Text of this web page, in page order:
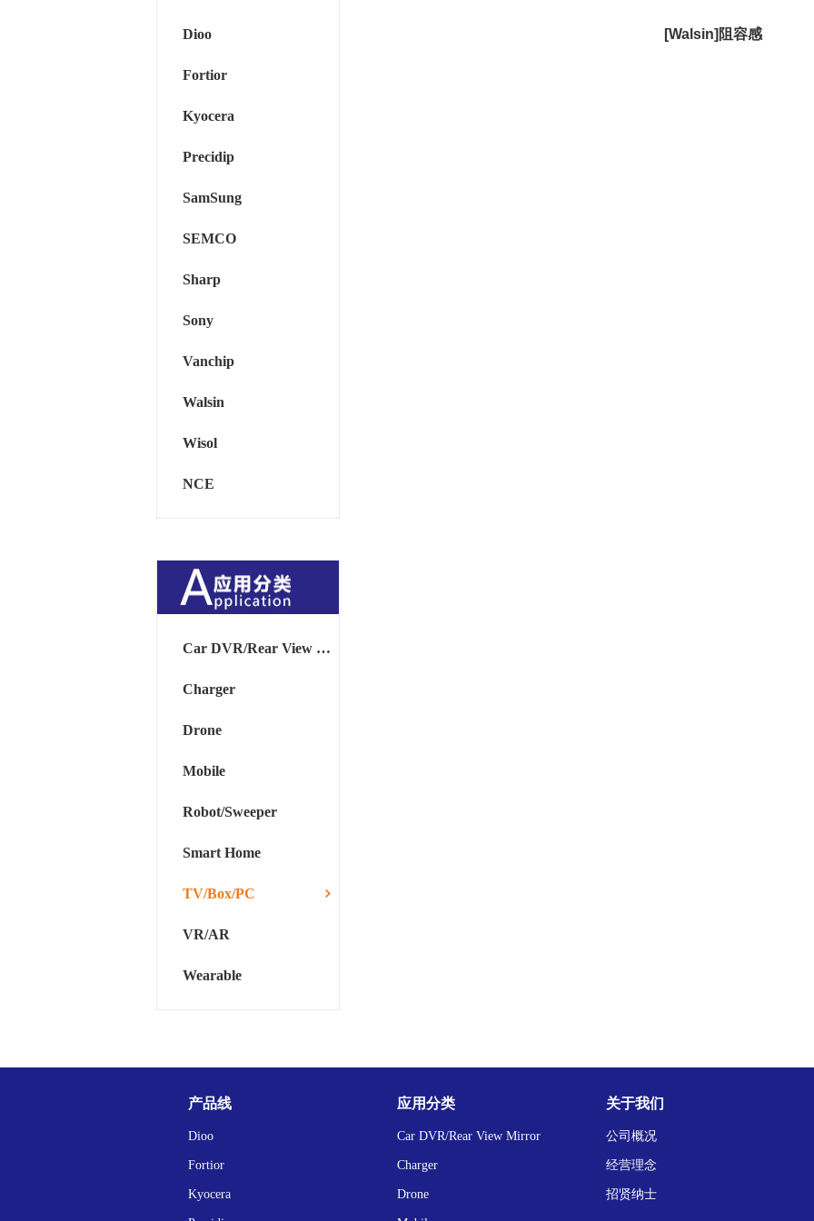
Dioo
Fortior
Kyocera
Precidip
SamSung
SEMCO
Sharp
Sony
Vanchip
Walsin
Wisol
NCE
Car DVR/Rear View Mirror
Charger
Drone
Mobile
Robot/Sweeper
Smart Home
TV/Box/PC
VR/AR
Wearable
[Walsin]阻容感
产品线
Dioo
Fortior
Kyocera
应用分类
Car DVR/Rear View Mirror
Charger
Drone
关于我们
公司概况
经营理念
招贤纳士